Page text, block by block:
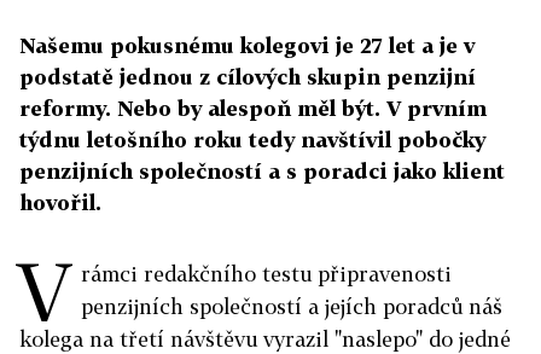
Našemu pokusnému kolegovi je 27 let a je v
podstatě jednou z cílových skupin penzijní
reformy. Nebo by alespoň měl být. V prvním
týdnu letošního roku tedy navštívil pobočky
penzijních společností a s poradci jako klient
hovořil.
V rámci redakčního testu připravenosti
penzijních společností a jejích poradců náš
kolega na třetí návštěvu vyrazil "naslepo" do jedné